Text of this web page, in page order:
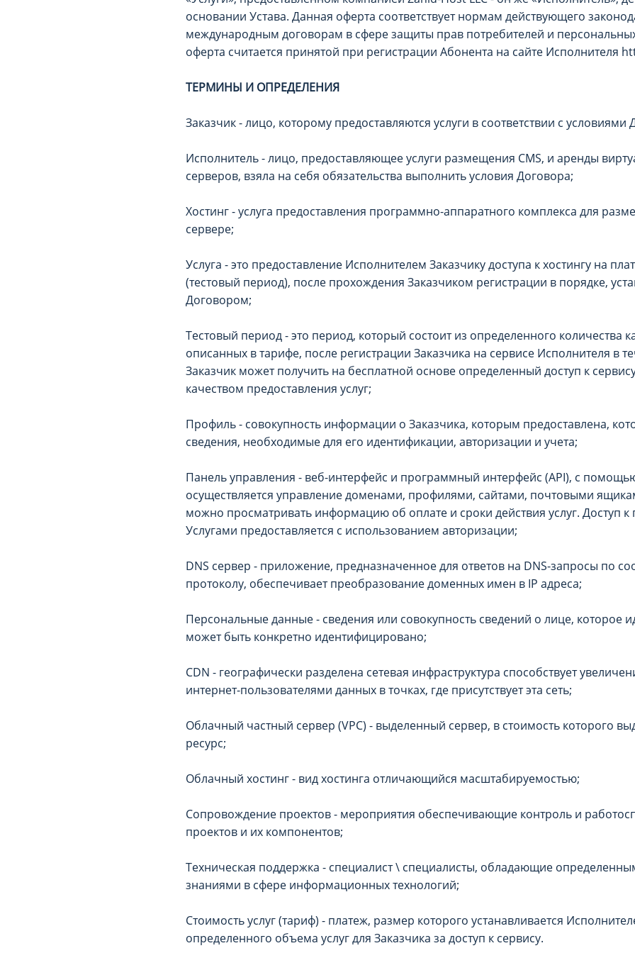
основании Устава. Данная оферта соответствует нормам действующего
международным договорам в сфере защиты прав потребителей и
оферта считается принятой при регистрации Абонента на сайте Исполнителя
ТЕРМИНЫ И ОПРЕДЕЛЕНИЯ
Заказчик - лицо, которому предоставляются услуги в соответствии с условиями
Исполнитель - лицо, предоставляющее услуги размещения CMS, и аренды
серверов, взяла на себя обязательства выполнить условия Договора;
Хостинг - услуга предоставления программно-аппаратного комплекса для
сервере;
Услуга - это предоставление Исполнителем Заказчику доступа к хостингу на
(тестовый период), после прохождения Заказчиком регистрации в порядке,
Договором;
Тестовый период - это период, который состоит из определенного количества
описанных в тарифе, после регистрации Заказчика на сервисе Исполнителя в
Заказчик может получить на бесплатной основе определенный доступ к
качеством предоставления услуг;
Профиль - совокупность информации о Заказчика, которым предоставлена,
сведения, необходимые для его идентификации, авторизации и учета;
Панель управления - веб-интерфейс и программный интерфейс (API), с
осуществляется управление доменами, профилями, сайтами, почтовыми
можно просматривать информацию об оплате и сроки действия услуг. Доступ к
Услугами предоставляется с использованием авторизации;
DNS сервер - приложение, предназначенное для ответов на DNS-запросы по
протоколу, обеспечивает преобразование доменных имен в IP адреса;
Персональные данные - сведения или совокупность сведений о лице, которое
может быть конкретно идентифицировано;
СDN - географически разделена сетевая инфраструктура способствует
интернет-пользователями данных в точках, где присутствует эта сеть;
Облачный частный сервер (VPC) - выделенный сервер, в стоимость которого
ресурс;
Облачный хостинг - вид хостинга отличающийся масштабируемостью;
Сопровождение проектов - мероприятия обеспечивающие контроль и
проектов и их компонентов;
Техническая поддержка - специалист \ специалисты, обладающие
знаниями в сфере информационных технологий;
Стоимость услуг (тариф) - платеж, размер которого устанавливается
определенного объема услуг для Заказчика за доступ к сервису.